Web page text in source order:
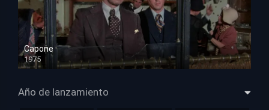
Capone
1975
HD 1080p
Año de lanzamiento